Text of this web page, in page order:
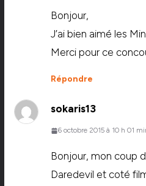
Bonjour,
J’ai bien aimé les
Merci pour ce
Répondre
sokaris13
6 octobre 2015 à 10 h 01
Bonjour, mon coup
Daredevil et coté